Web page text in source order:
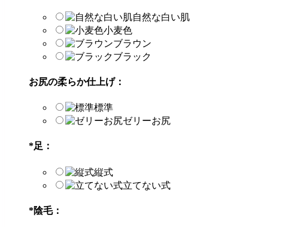
自然な白い肌
小麦色
ブラウン
ブラック
お尻の柔らか仕上げ：
標準
ゼリーお尻
*足：
縦式
立てない式
*陰毛：